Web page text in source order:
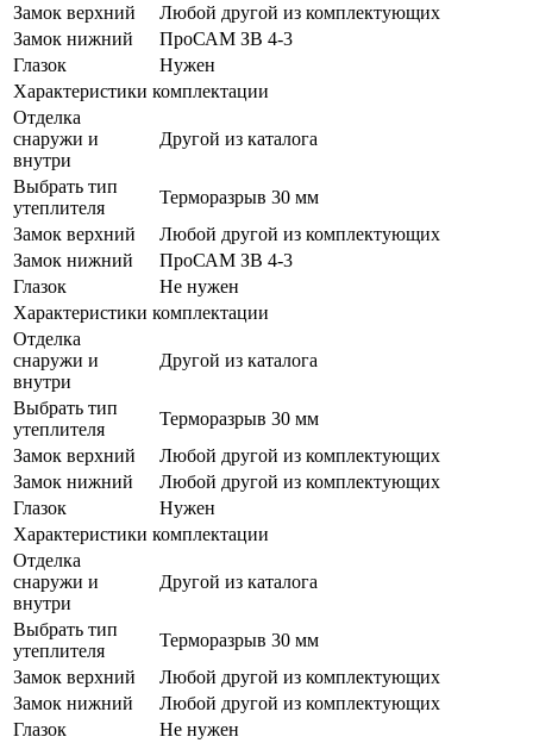
Замок верхний
Любой другой из комплектующих
Замок нижний
ПроСАМ ЗВ 4-3
Глазок
Нужен
Характеристики комплектации
Отделка
снаружи и
внутри
Другой из каталога
Выбрать тип
утеплителя
Терморазрыв 30 мм
Замок верхний
Любой другой из комплектующих
Замок нижний
ПроСАМ ЗВ 4-3
Глазок
Не нужен
Характеристики комплектации
Отделка
снаружи и
внутри
Другой из каталога
Выбрать тип
утеплителя
Терморазрыв 30 мм
Замок верхний
Любой другой из комплектующих
Замок нижний
Любой другой из комплектующих
Глазок
Нужен
Характеристики комплектации
Отделка
снаружи и
внутри
Другой из каталога
Выбрать тип
утеплителя
Терморазрыв 30 мм
Замок верхний
Любой другой из комплектующих
Замок нижний
Любой другой из комплектующих
Глазок
Не нужен